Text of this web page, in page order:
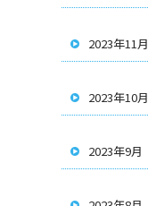
2023年11月
2023年10月
2023年9月